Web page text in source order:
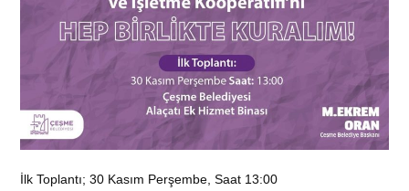
İlk Toplantı; 30 Kasım Perşembe, Saat 13:00